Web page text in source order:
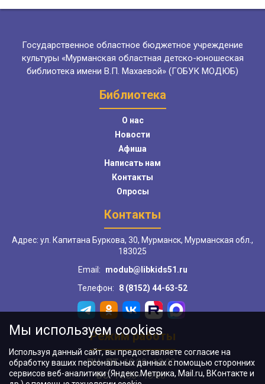
Государственное областное бюджетное учреждение
культуры «Мурманская областная детско-юношеская
библиотека имени В.П. Махаевой» (ГОБУК МОДЮБ)
Библиотека
О нас
Новости
Афиша
Написать нам
Контакты
Опросы
Контакты
Адрес: ул. Капитана Буркова, 30, Мурманск, Мурманская обл.,
183025
Email:
modub@libkids51.ru
Телефон:
8 (8152) 44-63-52
Режим работы
ПН–ПТ:10:00–18:00
ВС:11:00–18:00
Мы используем cookies
Используя данный сайт, вы предоставляете согласие на
обработку ваших персональных данных с помощью сторонних
сервисов веб-аналитики (Яндекс.Метрика, Mail.ru, ВКонтакте и